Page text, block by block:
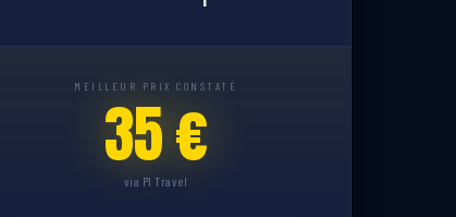
MEILLEUR PRIX CONSTATÉ
35 €
via P1 Travel